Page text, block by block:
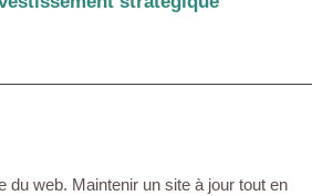
du web. Maintenir un site à jour tout en